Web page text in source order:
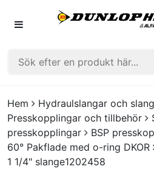
HEM
FAVORITLISTOR
KATALOGER
Hem
Hydraulslangar och
Presskopplingar och tillbehör
presskopplingar
BSP
60° Pakflade med o-ring DKOR
1 1/4" slange1202458